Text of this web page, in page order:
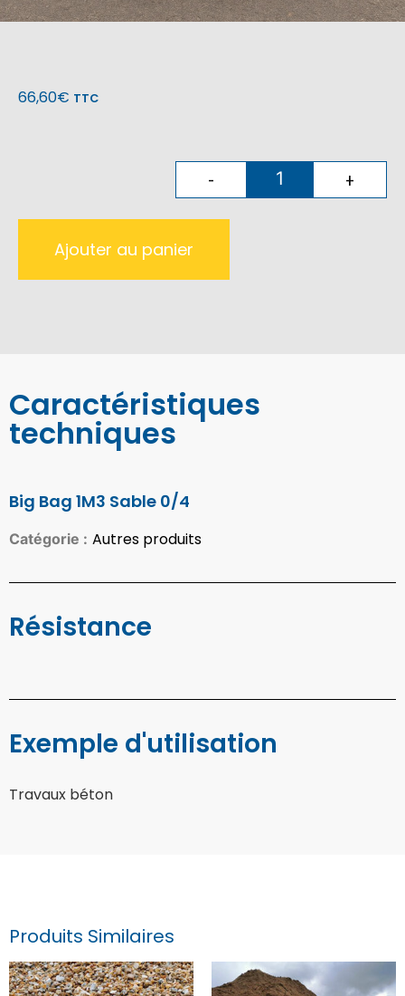
66,60€ TTC
- +
Ajouter au panier
Caractéristiques
techniques
Big Bag 1M3 Sable 0/4
Catégorie : Autres produits
Résistance
Exemple d'utilisation
Travaux béton
Produits Similaires